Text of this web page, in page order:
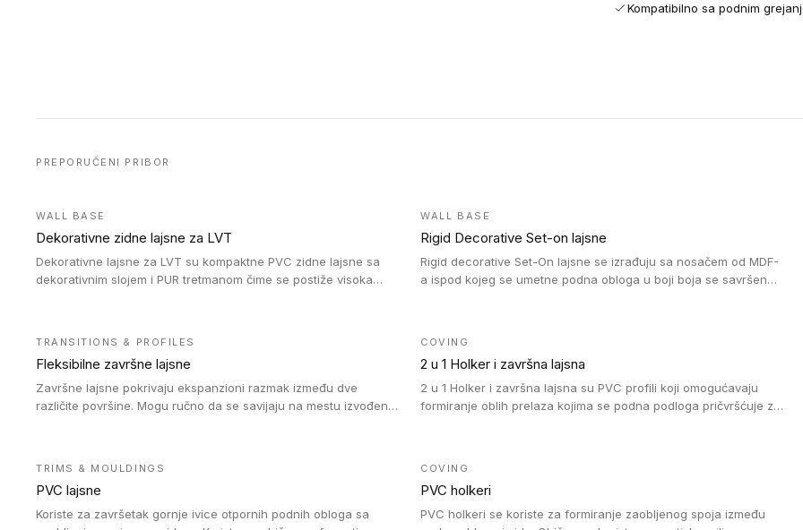
Kompatibilno sa podnim
PREPORUČENI PRIBOR
WALL BASE
Dekorativne zidne lajsne za LVT
Dekorativne lajsne za LVT su kompaktne PVC zidne lajsne sa
dekorativnim slojem i PUR tretmanom čime se postiže visoka
WALL BASE
Rigid Decorative Set-on lajsne
Rigid decorative Set-On lajsne se izrađuju sa nosačem od MDF-
a ispod kojeg se umetne podna obloga u boji boja se savršeno
TRANSITIONS & PROFILES
Fleksibilne završne lajsne
Završne lajsne pokrivaju ekspanzioni razmak između dve
različite površine. Mogu ručno da se savijaju na mestu izvođenja
(kompaktni i akustički), kao i sa podnim oblogama od linoleuma.
COVING
2 u 1 Holker i završna lajsna
2 u 1 Holker i završna lajsna su PVC profili koji omogućavaju
formiranje oblih prelaza kojima se podna podloga pričvršćuje za
TRIMS & MOULDINGS
PVC lajsne
Koriste za završetak gornje ivice otpornih podnih obloga sa
COVING
PVC holkeri
PVC holkeri se koriste za formiranje zaobljenog spoja između